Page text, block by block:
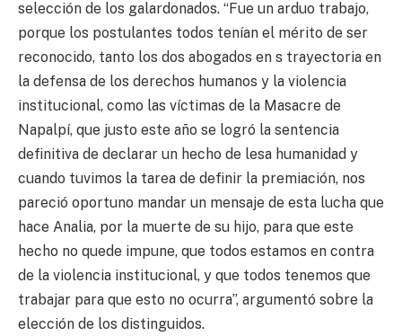
selección de los galardonados. “Fue un arduo trabajo,
porque los postulantes todos tenían el mérito de ser
reconocido, tanto los dos abogados en s trayectoria en
la defensa de los derechos humanos y la violencia
institucional, como las víctimas de la Masacre de
Napalpí, que justo este año se logró la sentencia
definitiva de declarar un hecho de lesa humanidad y
cuando tuvimos la tarea de definir la premiación, nos
pareció oportuno mandar un mensaje de esta lucha que
hace Analia, por la muerte de su hijo, para que este
hecho no quede impune, que todos estamos en contra
de la violencia institucional, y que todos tenemos que
trabajar para que esto no ocurra”, argumentó sobre la
elección de los distinguidos.